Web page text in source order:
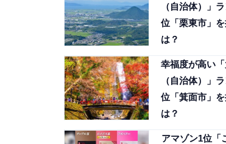
（自治体）」
位「栗東市」
は？
幸福度が高い
（自治体）」
位「箕面市」
は？
アマゾン1位「